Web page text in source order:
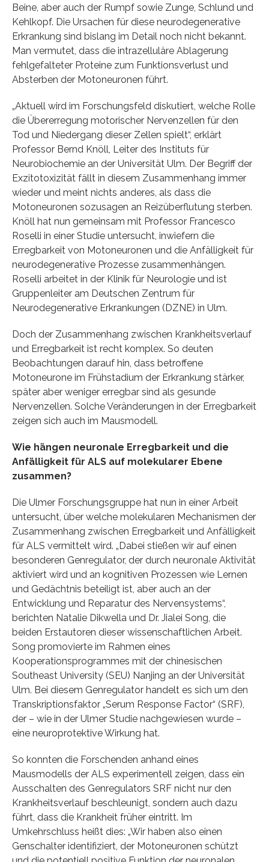
Beine, aber auch der Rumpf sowie Zunge, Schlund und
Kehlkopf. Die Ursachen für diese neurodegenerative
Erkrankung sind bislang im Detail noch nicht bekannt.
Man vermutet, dass die intrazelluläre Ablagerung
fehlgefalteter Proteine zum Funktionsverlust und
Absterben der Motoneuronen führt.
„Aktuell wird im Forschungsfeld diskutiert, welche Rolle
die Übererregung motorischer Nervenzellen für den
Tod und Niedergang dieser Zellen spielt“, erklärt
Professor Bernd Knöll, Leiter des Instituts für
Neurobiochemie an der Universität Ulm. Der Begriff der
Exzitotoxizität fällt in diesem Zusammenhang immer
wieder und meint nichts anderes, als dass die
Motoneuronen sozusagen an Reizüberflutung sterben.
Knöll hat nun gemeinsam mit Professor Francesco
Roselli in einer Studie untersucht, inwiefern die
Erregbarkeit von Motoneuronen und die Anfälligkeit für
neurodegenerative Prozesse zusammenhängen.
Roselli arbeitet in der Klinik für Neurologie und ist
Gruppenleiter am Deutschen Zentrum für
Neurodegenerative Erkrankungen (DZNE) in Ulm.
Doch der Zusammenhang zwischen Krankheitsverlauf
und Erregbarkeit ist recht komplex. So deuten
Beobachtungen darauf hin, dass betroffene
Motoneurone im Frühstadium der Erkrankung stärker,
später aber weniger erregbar sind als gesunde
Nervenzellen. Solche Veränderungen in der Erregbarkeit
zeigen sich auch im Mausmodell.
Wie hängen neuronale Erregbarkeit und die
Anfälligkeit für ALS auf molekularer Ebene
zusammen?
Die Ulmer Forschungsgruppe hat nun in einer Arbeit
untersucht, über welche molekularen Mechanismen der
Zusammenhang zwischen Erregbarkeit und Anfälligkeit
für ALS vermittelt wird. „Dabei stießen wir auf einen
besonderen Genregulator, der durch neuronale Aktivität
aktiviert wird und an kognitiven Prozessen wie Lernen
und Gedächtnis beteiligt ist, aber auch an der
Entwicklung und Reparatur des Nervensystems“,
berichten Natalie Dikwella und Dr. Jialei Song, die
beiden Erstautoren dieser wissenschaftlichen Arbeit.
Song promovierte im Rahmen eines
Kooperationsprogrammes mit der chinesischen
Southeast University (SEU) Nanjing an der Universität
Ulm. Bei diesem Genregulator handelt es sich um den
Transkriptionsfaktor „Serum Response Factor“ (SRF),
der – wie in der Ulmer Studie nachgewiesen wurde –
eine neuroprotektive Wirkung hat.
So konnten die Forschenden anhand eines
Mausmodells der ALS experimentell zeigen, dass ein
Ausschalten des Genregulators SRF nicht nur den
Krankheitsverlauf beschleunigt, sondern auch dazu
führt, dass die Krankheit früher eintritt. Im
Umkehrschluss heißt dies: „Wir haben also einen
Genschalter identifiziert, der Motoneuronen schützt